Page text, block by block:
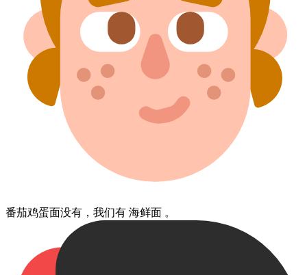
番茄鸡蛋面​没有​，我们​有 海鲜面 。